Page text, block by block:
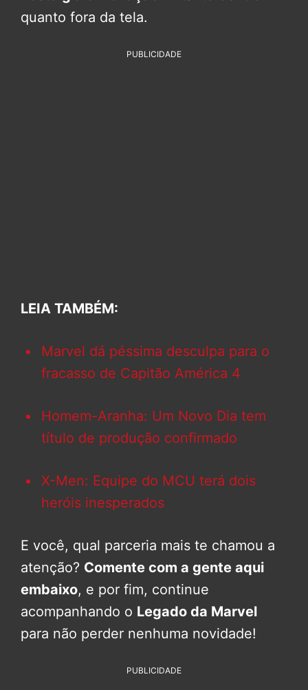
quanto fora da tela.
PUBLICIDADE
LEIA TAMBÉM:
Marvel dá péssima desculpa para o
fracasso de Capitão América 4
Homem-Aranha: Um Novo Dia tem
título de produção confirmado
X-Men: Equipe do MCU terá dois
heróis inesperados
E você, qual parceria mais te chamou a
atenção? Comente com a gente aqui
embaixo, e por fim, continue
acompanhando o Legado da Marvel
para não perder nenhuma novidade!
PUBLICIDADE